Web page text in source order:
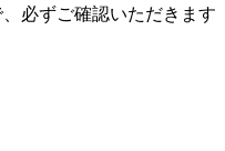
必ずご確認いただきます